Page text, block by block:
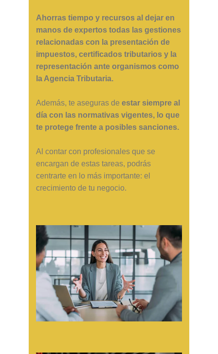
Ahorras tiempo y recursos al dejar en
manos de expertos todas las gestiones
relacionadas con la presentación de
impuestos, certificados tributarios y la
representación ante organismos como
la Agencia Tributaria.
Además, te aseguras de estar siempre al
día con las normativas vigentes, lo que
te protege frente a posibles sanciones.
Al contar con profesionales que se
encargan de estas tareas, podrás
centrarte en lo más importante: el
crecimiento de tu negocio.